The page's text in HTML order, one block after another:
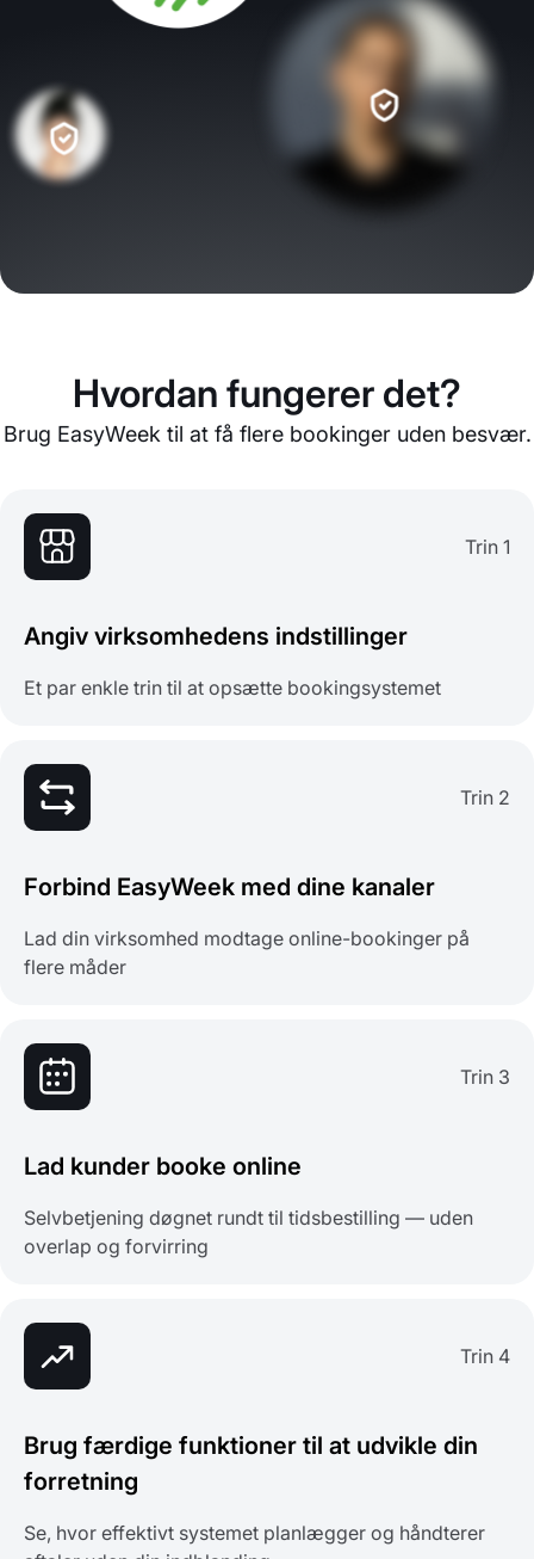
Hvordan fungerer det?
Brug EasyWeek til at få flere bookinger uden besvær.
Trin 1
Angiv virksomhedens indstillinger
Et par enkle trin til at opsætte bookingsystemet
Trin 2
Forbind EasyWeek med dine kanaler
Lad din virksomhed modtage online-bookinger på
flere måder
Trin 3
Lad kunder booke online
Selvbetjening døgnet rundt til tidsbestilling — uden
overlap og forvirring
Trin 4
Brug færdige funktioner til at udvikle din
forretning
Se, hvor effektivt systemet planlægger og håndterer